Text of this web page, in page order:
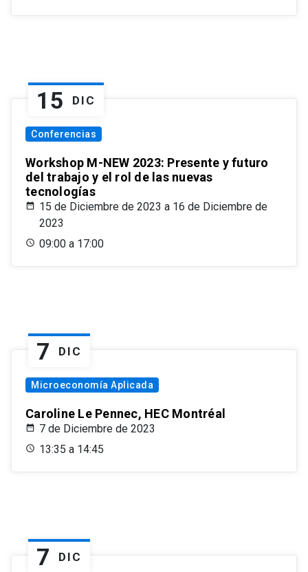
15 DIC
Conferencias
Workshop M-NEW 2023: Presente y futuro
del trabajo y el rol de las nuevas
tecnologías
15 de Diciembre de 2023 a 16 de Diciembre de
2023
09:00 a 17:00
7 DIC
Microeconomía Aplicada
Caroline Le Pennec, HEC Montréal
7 de Diciembre de 2023
13:35 a 14:45
7 DIC